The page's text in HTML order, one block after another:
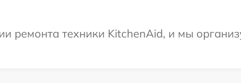
ремонта техники KitchenAid, и мы